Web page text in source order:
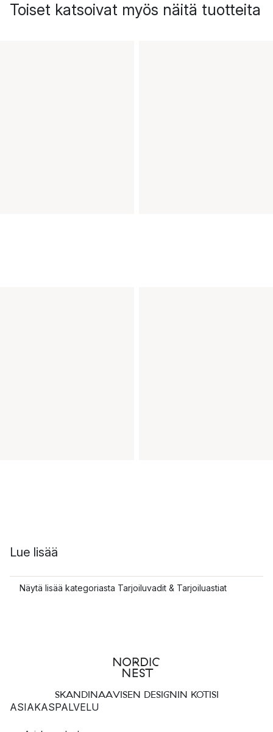
Toiset katsoivat myös näitä tuotteita
Lue lisää
Näytä lisää kategoriasta Tarjoiluvadit & Tarjoiluastiat
SKANDINAAVISEN DESIGNIN KOTISI
ASIAKASPALVELU